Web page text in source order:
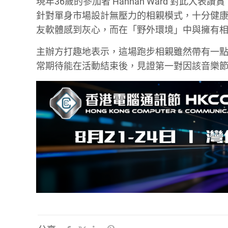
針對單身市場設計無壓力的相親模式，十分健
友軟體感到灰心，而在「野外環境」中與擁有
主辦方打趣地表示，這場跑步相親雖然帶有一
常期待能在活動結束後，見證第一對因該音樂